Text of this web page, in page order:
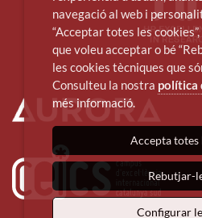
navegació al web i
“Acceptar totes les
que voleu acceptar o bé
les cookies tècniques que
Consulteu la nostra política
més informació.
Accepta totes
Rebutjar-
Configurar